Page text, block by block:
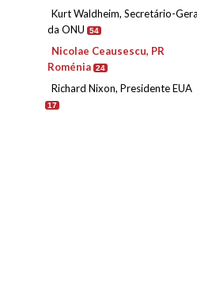
Kurt Waldheim, Secretário-
da ONU
54
Nicolae Ceausescu, PR
Roménia 24
Richard Nixon, Presidente EUA
17